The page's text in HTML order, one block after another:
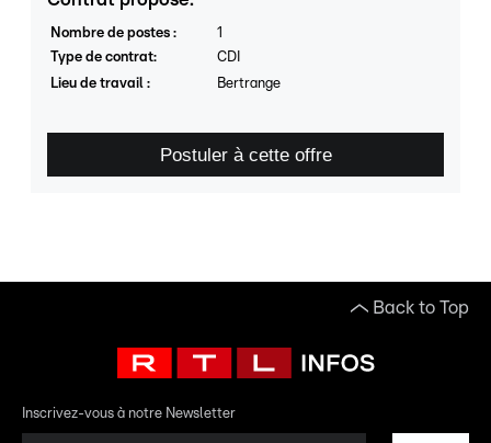
Nombre de postes :
1
Type de contrat:
CDI
Lieu de travail : Bertrange
Postuler à cette offre
Back to Top
Inscrivez-vous à notre Newsletter